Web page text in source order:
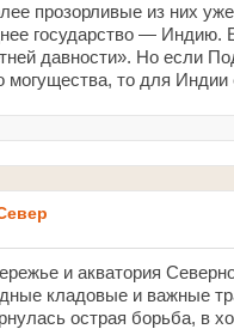
прозорливые из них
государство — Индию.
давности». Но если
могущества, то для
и акватория
кладовые и важные
острая борьба, в